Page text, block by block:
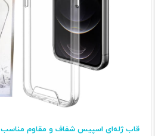
قاب ژله‌ای اسپیس شفاف و مقاوم مناسب iPhone 15 Pro